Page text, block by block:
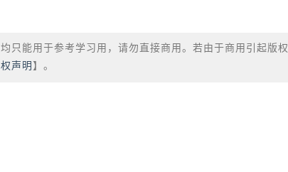
只能用于参考学习用，请勿直接商用。若由于商用引起版权
声明 】。